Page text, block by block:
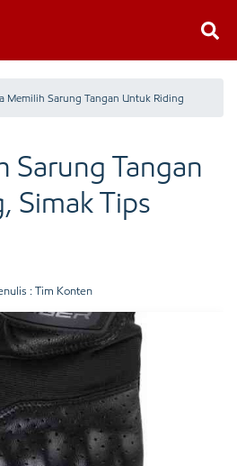
Memilih Sarung Tangan Untuk Riding
Sarung Tangan
Simak Tips
: Tim Konten